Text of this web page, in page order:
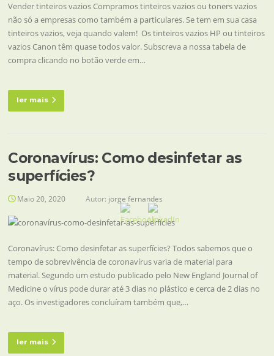
Vender tinteiros vazios Compramos tinteiros vazios ou toners vazios
não só a empresas como também a particulares. Se tem em sua casa
tinteiros vazios, veja quando valem! Os tinteiros vazios HP ou tinteiros
vazios Canon têm quase todos valor. Subscreva a nossa tabela de
compra clicando no botão verde em…
ler mais
Coronavírus: Como desinfetar as
superfícies?
Maio 20, 2020 Autor: jorge fernandes
Coronavírus: Como desinfetar as superfícies? Todos sabemos que o
tempo de sobrevivência de coronavírus varia de material para
material. Segundo um estudo publicado pelo New England Journal of
Medicine o vírus pode durar até 3 dias no plástico e cerca de 2 dias no
aço. Os investigadores concluíram também que,…
ler mais